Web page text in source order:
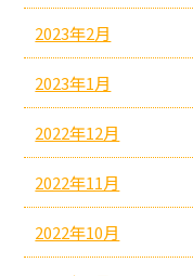
2023年2月
2023年1月
2022年12月
2022年11月
2022年10月